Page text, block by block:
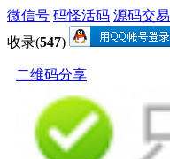
微信号 码怪活码 源码交易
收录(547)
二维码分享